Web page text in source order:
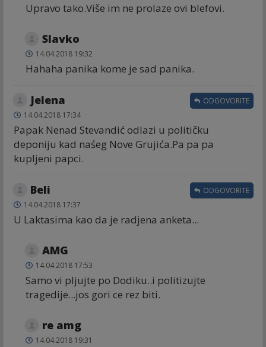
Upravo tako.Više im ne prolaze ovi blefovi.
Slavko
14.04.2018 19:32
Hahaha panika kome je sad panika.
Jelena
14.04.2018 17:34
Papak Nenad Stevandić odlazi u političku
deponiju kad naśeg Nove Grujića.Pa pa pa
kupljeni papci.
ODGOVORITE
Beli
14.04.2018 17:37
U Laktasima kao da je radjena anketa...
ODGOVORITE
AMG
14.04.2018 17:53
Samo vi pljujte po Dodiku..i politizujte
tragedije...jos gori ce rez biti.
re amg
14.04.2018 19:31